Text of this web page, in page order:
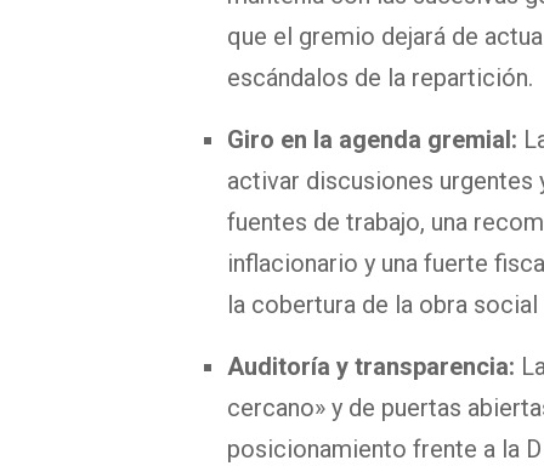
que el gremio dejará de
escándalos de la repartición.
Giro en la agenda gremial:
activar discusiones urgentes
fuentes de trabajo, una
inflacionario y una fuerte
la cobertura de la obra
Auditoría y transparencia:
cercano» y de puertas
posicionamiento frente a la